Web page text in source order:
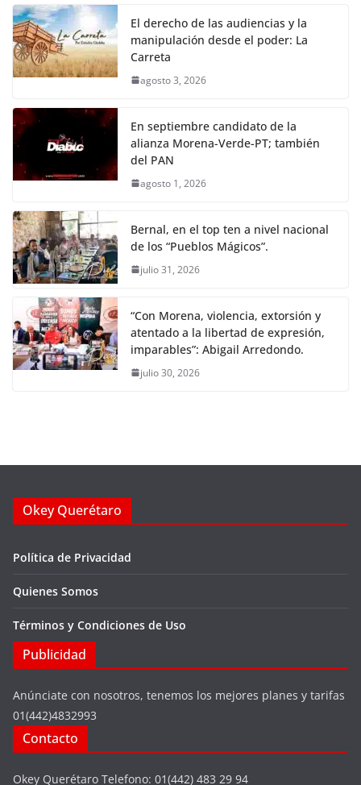
El derecho de las audiencias y la
manipulación desde el poder: La
Carreta
agosto 3, 2026
En septiembre candidato de la
alianza Morena-Verde-PT; también
del PAN
agosto 1, 2026
Bernal, en el top ten a nivel nacional
de los “Pueblos Mágicos”.
julio 31, 2026
“Con Morena, violencia, extorsión y
atentado a la libertad de expresión,
imparables”: Abigail Arredondo.
julio 30, 2026
Okey Querétaro
Política de Privacidad
Quienes Somos
Términos y Condiciones de Uso
Publicidad
Anúnciate con nosotros, tenemos los mejores planes y tarifas
01(442)4832993
Contacto
Okey Querétaro Telefono: 01(442) 483 29 94